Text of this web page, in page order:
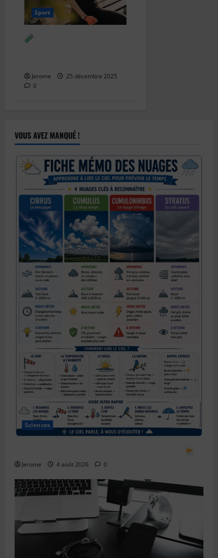
Sport
Jerome
25 décembre 2025
0
VOUS AVEZ MANQUÉ !
Sciences
Jerome 4 août 2026 0